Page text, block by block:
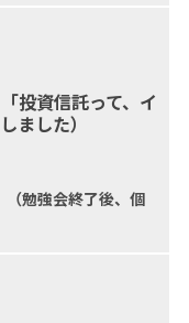
投資信託って、イ
ました）
勉強会終了後、個